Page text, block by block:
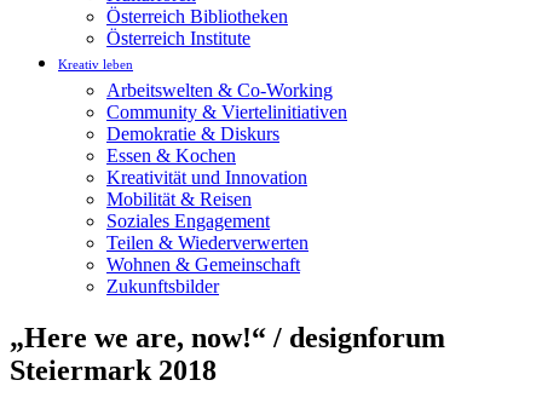
Österreich Bibliotheken
Österreich Institute
Kreativ leben
Arbeitswelten & Co-Working
Community & Viertelinitiativen
Demokratie & Diskurs
Essen & Kochen
Kreativität und Innovation
Mobilität & Reisen
Soziales Engagement
Teilen & Wiederverwerten
Wohnen & Gemeinschaft
Zukunftsbilder
„Here we are, now!“ / designforum
Steiermark 2018